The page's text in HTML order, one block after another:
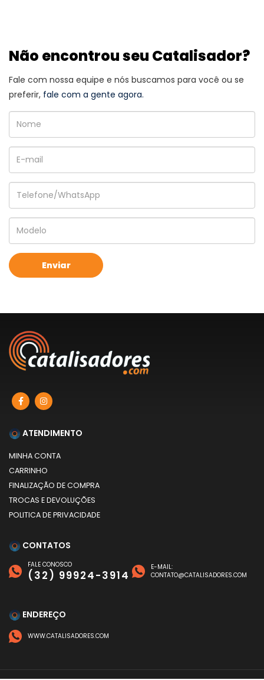
Não encontrou seu Catalisador?
Fale com nossa equipe e nós buscamos para você ou se
preferir, fale com a gente agora.
ATENDIMENTO
MINHA CONTA
CARRINHO
FINALIZAÇÃO DE COMPRA
TROCAS E DEVOLUÇÕES
POLITICA DE PRIVACIDADE
CONTATOS
FALE CONOSCO
(32) 99924-3914
E-MAIL:
CONTATO@CATALISADORES.COM
ENDEREÇO
WWW.CATALISADORES.COM